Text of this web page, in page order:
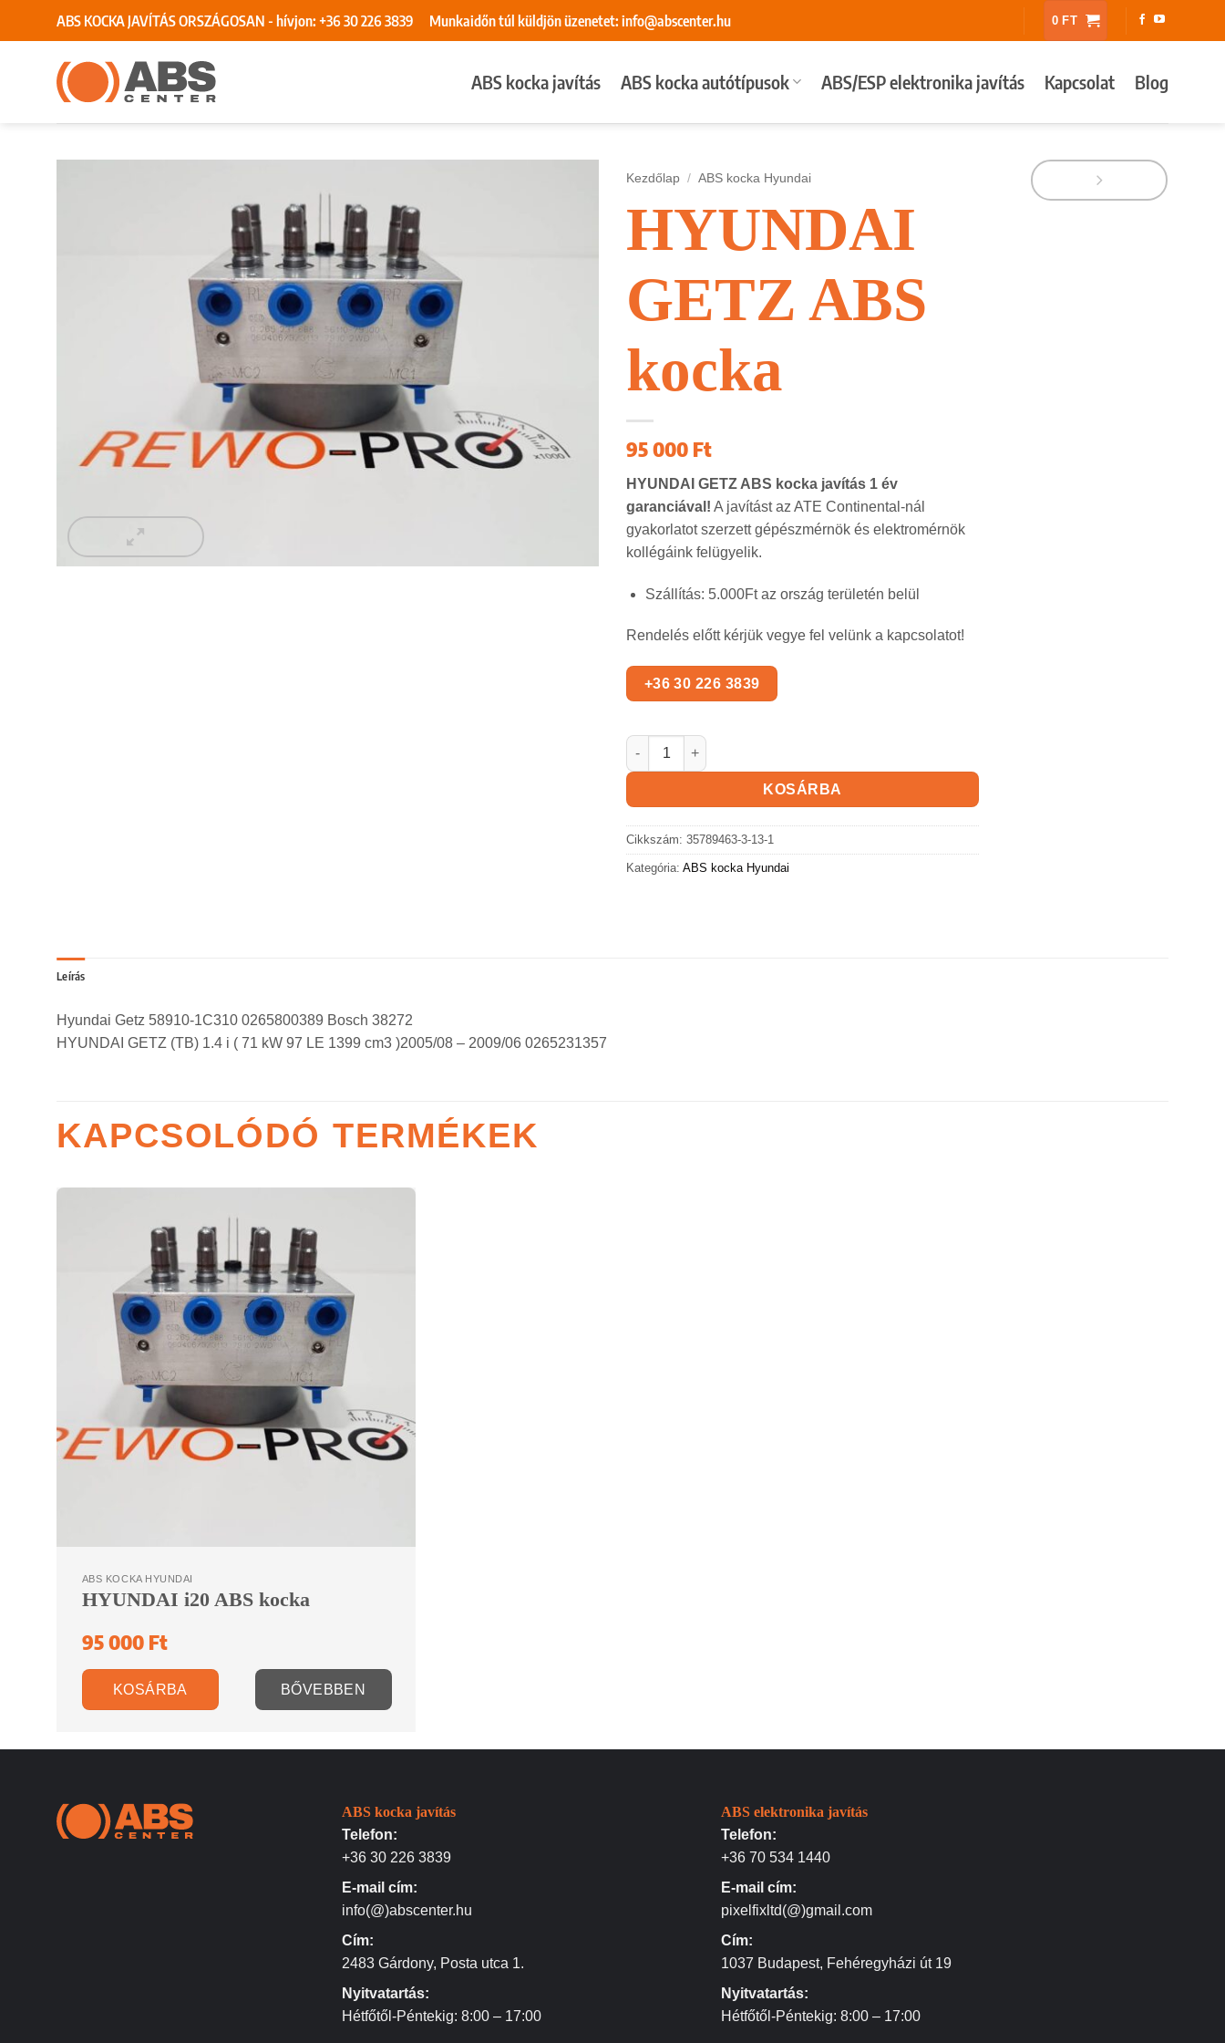
ABS KOCKA JAVÍTÁS ORSZÁGOSAN - hívjon:+36 30 226 3839 Munkaidőn túl küldjön üzenetet:info@abscenter.hu 0 FT
ABS kocka javítás ABS kocka autótípusok ABS/ESP elektronika javítás Kapcsolat Blog
Kezdőlap / ABS kocka Hyundai
HYUNDAI
GETZ ABS
kocka
95 000 Ft
HYUNDAI GETZ ABS kocka javítás 1 év
garanciával! A javítást az ATE Continental-nál
gyakorlatot szerzett gépészmérnök és elektromérnök
kollégáink felügyelik.
Szállítás: 5.000Ft az ország területén belül
Rendelés előtt kérjük vegye fel velünk a kapcsolatot!
HYUNDAI GETZ ABS kocka mennyiség
KOSÁRBA
Cikkszám: 35789463-3-13-1
Kategória: ABS kocka Hyundai
Leírás
Hyundai Getz 58910-1C310 0265800389 Bosch 38272
HYUNDAI GETZ (TB) 1.4 i ( 71 kW 97 LE 1399 cm3 )2005/08 – 2009/06 0265231357
KAPCSOLÓDÓ TERMÉKEK
ABS KOCKA HYUNDAI
HYUNDAI i20 ABS kocka
95 000 Ft
KOSÁRBA BŐVEBBEN
ABS kocka javítás
Telefon:
+36 30 226 3839
E-mail cím:
info(@)abscenter.hu
Cím:
2483 Gárdony, Posta utca 1.
Nyitvatartás:
Hétfőtől-Péntekig: 8:00 – 17:00
ABS elektronika javítás
Telefon:
+36 70 534 1440
E-mail cím:
pixelfixltd(@)gmail.com
Cím:
1037 Budapest, Fehéregyházi út 19
Nyitvatartás:
Hétfőtől-Péntekig: 8:00 – 17:00